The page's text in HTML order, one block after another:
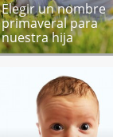
Elegir un nombre
primaveral para
nuestra hija